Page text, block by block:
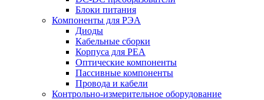
Блоки питания
Компоненты для РЭА
Диоды
Кабельные сборки
Корпуса для РЕА
Оптические компоненты
Пассивные компоненты
Провода и кабели
Контрольно-измерительное оборудование